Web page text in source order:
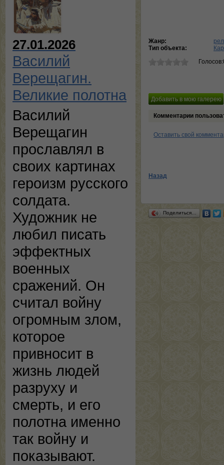
27.01.2026
Василий
Верещагин.
Великие полотна
Василий
Верещагин
прославлял в
своих картинах
героизм русского
солдата.
Художник не
любил писать
эффектных
военных
сражений. Он
считал войну
огромным злом,
которое
привносит в
жизнь людей
разруху и
смерть, и его
полотна именно
так войну и
показывают.
Жанр:
Тип объекта:
Комментарии
Оставить свой
Назад
Поделиться…